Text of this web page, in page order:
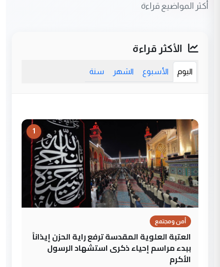
أكثر المواضيع قراءة
الأكثر قراءة
اليوم الأسبوع الشهر سنة
1
أمن ومجتمع
العتبة العلوية المقدسة ترفع راية الحزن إيذاناً
ببدء مراسم إحياء ذكرى استشهاد الرسول
الأكرم